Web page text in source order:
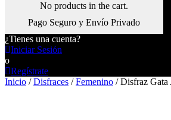
No products in the cart.
Pago Seguro y Envío Privado
¿Tienes una cuenta?
Iniciar Sesión
o
Regístrate
Inicio /Disfraces /Femenino / Disfraz Gata